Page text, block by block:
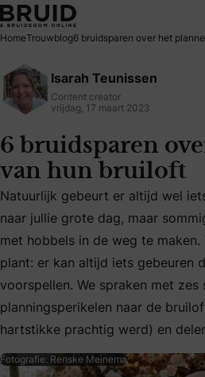
6 bruidsparen over het plannen
HomeTrouwblog6 bruidsparen over het
Isarah Teunissen
Content creator
vrijdag, 17 maart 2023
6 bruidsparen
van hun bruiloft
Natuurlijk gebeurt er altijd wel
Natuurlijk gebeurt er altijd wel
naar jullie grote dag, maar
met hobbels in de weg te
plant: er kan altijd iets gebeuren
voorspellen. We spraken met
planningsperikelen naar de
hartstikke prachtig werd) en
Fotografie: Renske Meinema